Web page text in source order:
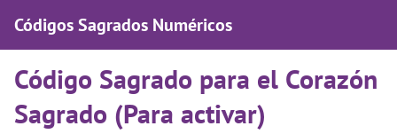
Códigos Sagrados Numéricos
Código Sagrado para el Corazón
Sagrado (Para activar)